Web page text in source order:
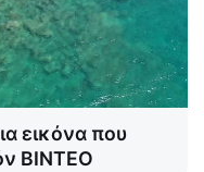
εικόνα που
ΒΙΝΤΕΟ